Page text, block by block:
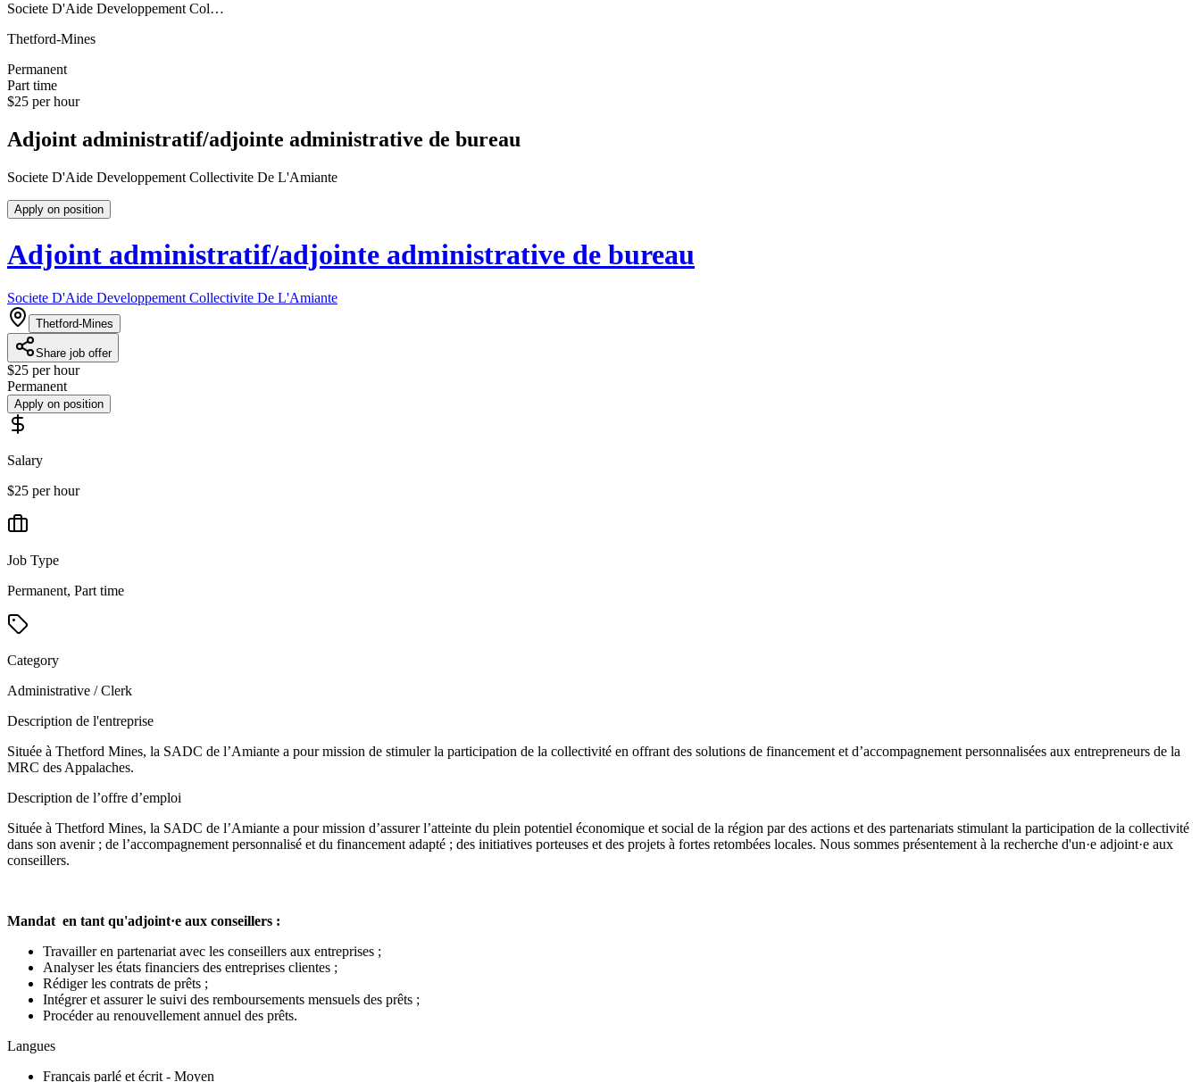
Societe D'Aide Developpement Col…
Thetford-Mines
Permanent
Part time
$25 per hour
Adjoint administratif/adjointe administrative de bureau
Societe D'Aide Developpement Collectivite De L'Amiante
Apply on position
Adjoint administratif/adjointe administrative de bureau
Societe D'Aide Developpement Collectivite De L'Amiante
Thetford-Mines
Share job offer
$25 per hour
Permanent
Apply on position
Salary
$25 per hour
Job Type
Permanent, Part time
Category
Administrative / Clerk
Description de l'entreprise
Située à Thetford Mines, la SADC de l’Amiante a pour mission de stimuler la participation de la collectivité en offrant des solutions de financement et d’accompagnement personnalisées aux entrepreneurs de la
MRC des Appalaches.
Description de l’offre d’emploi
Située à Thetford Mines, la SADC de l’Amiante a pour mission d’assurer l’atteinte du plein potentiel économique et social de la région par des actions et des partenariats stimulant la participation de la collectivité
dans son avenir ; de l’accompagnement personnalisé et du financement adapté ; des initiatives porteuses et des projets à fortes retombées locales. Nous sommes présentement à la recherche d'un·e adjoint·e aux
conseillers.
Mandat en tant qu'adjoint·e aux conseillers :
Travailler en partenariat avec les conseillers aux entreprises ;
Analyser les états financiers des entreprises clientes ;
Rédiger les contrats de prêts ;
Intégrer et assurer le suivi des remboursements mensuels des prêts ;
Procéder au renouvellement annuel des prêts.
Langues
Français parlé et écrit - Moyen